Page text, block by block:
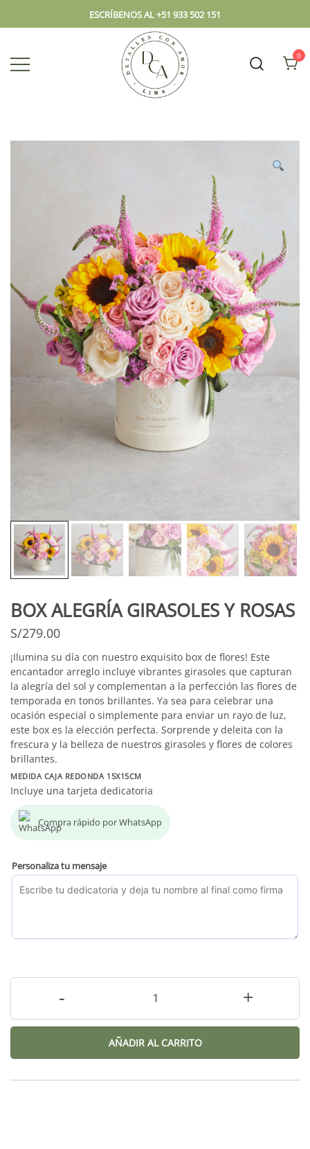
ESCRÍBENOS AL +51 933 502 151
lugar.
0
BOX ALEGRÍA GIRASOLES Y ROSAS
S/279.00
¡Ilumina su día con nuestro exquisito box de flores! Este
encantador arreglo incluye vibrantes girasoles que capturan
la alegría del sol y complementan a la perfección las flores de
temporada en tonos brillantes. Ya sea para celebrar una
ocasión especial o simplemente para enviar un rayo de luz,
este box es la elección perfecta. Sorprende y deleita con la
frescura y la belleza de nuestros girasoles y flores de colores
brillantes.
MEDIDA CAJA REDONDA 15X15CM
Incluye una tarjeta dedicatoria
Compra rápido por WhatsApp
Personaliza tu mensaje
- +
AÑADIR AL CARRITO